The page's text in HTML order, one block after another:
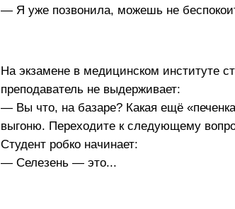
— Я уже позвонила, можешь не
На экзамене в медицинском институте
преподаватель не выдерживает:
— Вы что, на базаре? Какая ещё
выгоню. Переходите к следующему
Студент робко начинает:
— Селезень — это...